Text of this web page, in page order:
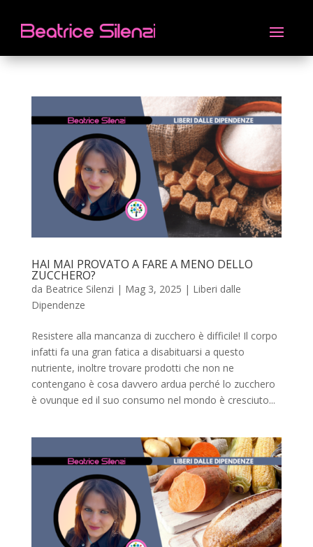
HAI MAI PROVATO A FARE A MENO DELLO
ZUCCHERO?
da Beatrice Silenzi | Mag 3, 2025 | Liberi dalle
Dipendenze
Resistere alla mancanza di zucchero è difficile! Il corpo
infatti fa una gran fatica a disabituarsi a questo
nutriente, inoltre trovare prodotti che non ne
contengano è cosa davvero ardua perché lo zucchero
è ovunque ed il suo consumo nel mondo è cresciuto...